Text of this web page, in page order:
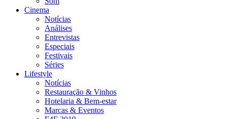
Cinema
Notícias
Análises
Entrevistas
Especiais
Festivais
Séries
Lifestyle
Notícias
Restauração & Vinhos
Hotelaria & Bem-estar
Marcas & Eventos